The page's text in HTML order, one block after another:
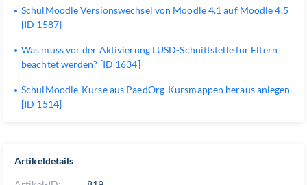
Artikeldetails
SchulMoodle Versionswechsel von Moodle 4.1 auf Moodle 4.5
[ID 1587]
Was muss vor der Aktivierung LUSD-Schnittstelle für Eltern
beachtet werden? [ID 1634]
SchulMoodle-Kurse aus PaedOrg-Kursmappen heraus anlegen
[ID 1514]